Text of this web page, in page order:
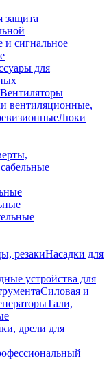
защита
сигнальное
для
Вентиляторы
вентиляционные,
Люки
резакиНасадки для
устройства для
Силовая и
Тали,
дрели для